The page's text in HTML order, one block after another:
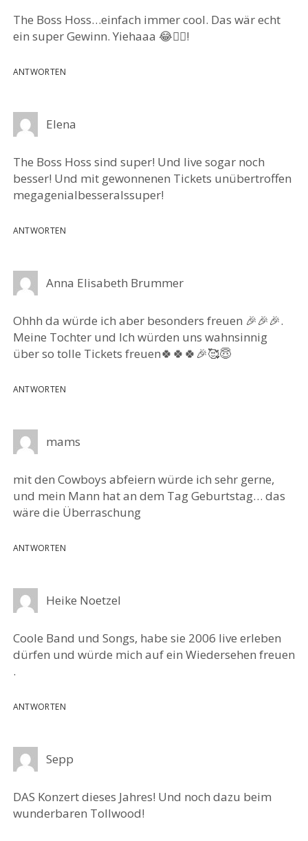
The Boss Hoss…einfach immer cool. Das wär echt
ein super Gewinn. Yiehaaa 😂👍🏼!
ANTWORTEN
Elena
The Boss Hoss sind super! Und live sogar noch
besser! Und mit gewonnenen Tickets unübertroffen
megagenialbesseralssuper!
ANTWORTEN
Anna Elisabeth Brummer
Ohhh da würde ich aber besonders freuen 🎉🎉🎉.
Meine Tochter und Ich würden uns wahnsinnig
über so tolle Tickets freuen🍀🍀🍀🎉🥰😇
ANTWORTEN
mams
mit den Cowboys abfeiern würde ich sehr gerne,
und mein Mann hat an dem Tag Geburtstag… das
wäre die Überraschung
ANTWORTEN
Heike Noetzel
Coole Band und Songs, habe sie 2006 live erleben
dürfen und würde mich auf ein Wiedersehen freuen
.
ANTWORTEN
Sepp
DAS Konzert dieses Jahres! Und noch dazu beim
wunderbaren Tollwood!